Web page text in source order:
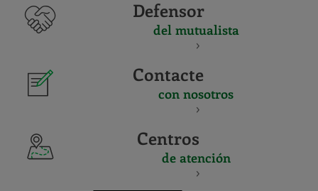
Defensor
del mutualista
Contacte
con nosotros
Centros
de atención